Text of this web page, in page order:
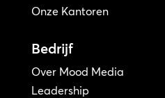
Onze Kantoren
Bedrijf
Over Mood Media
Leadership